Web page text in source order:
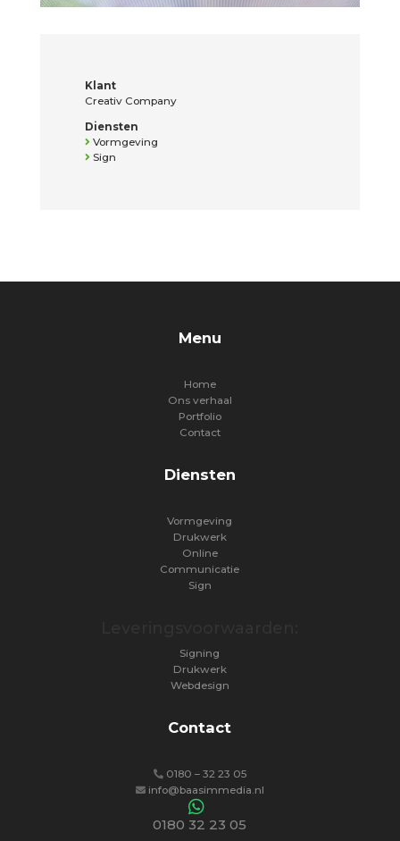
Klant
Creativ Company
Diensten
Vormgeving
Sign
Menu
Home
Ons verhaal
Portfolio
Contact
Diensten
Vormgeving
Drukwerk
Online
Communicatie
Sign
Signing
Drukwerk
Webdesign
Contact
0180 – 32 23 05
info@baasimmedia.nl
0180 32 23 05